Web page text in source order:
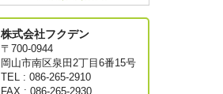
株式会社フクデン
〒700-0944
岡山市南区泉田2丁目6番15号
TEL : 086-265-2910
FAX : 086-265-2930